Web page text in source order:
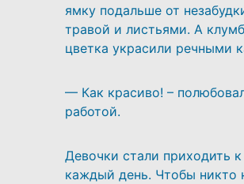
ямку подальше от
травой и листьями. А
цветка украсили речными
— Как красиво! –
работой.
Девочки стали приходить к
каждый день. Чтобы никто